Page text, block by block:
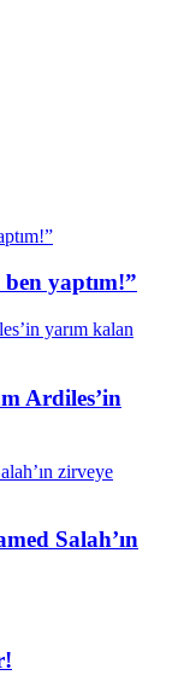
yaptım!”
Ardiles’in
Salah’ın